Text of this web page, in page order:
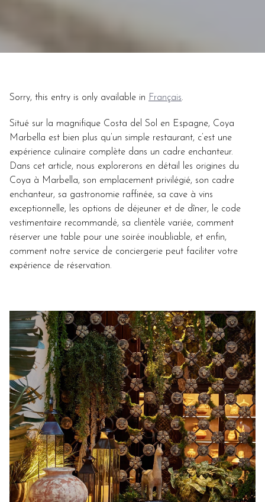
Sorry, this entry is only available in Français.
Situé sur la magnifique Costa del Sol en Espagne, Coya
Marbella est bien plus qu’un simple restaurant, c’est une
expérience culinaire complète dans un cadre enchanteur.
Dans cet article, nous explorerons en détail les origines du
Coya à Marbella, son emplacement privilégié, son cadre
enchanteur, sa gastronomie raffinée, sa cave à vins
exceptionnelle, les options de déjeuner et de dîner, le code
vestimentaire recommandé, sa clientèle variée, comment
réserver une table pour une soirée inoubliable, et enfin,
comment notre service de conciergerie peut faciliter votre
expérience de réservation.